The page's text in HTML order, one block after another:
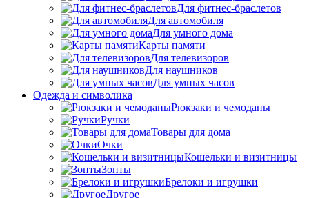
Для фитнес-браслетов
Для автомобиля
Для умного дома
Карты памяти
Для телевизоров
Для наушников
Для умных часов
Одежда и символика
Рюкзаки и чемоданы
Ручки
Товары для дома
Очки
Кошельки и визитницы
Зонты
Брелоки и игрушки
Другое